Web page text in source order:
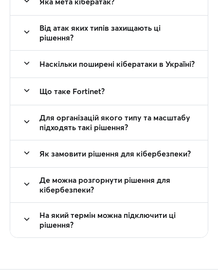
Від атак яких типів захищають ці
рішення?
Наскільки поширені кібератаки в Україні?
Що таке Fortinet?
Для організацій якого типу та масштабу
підходять такі рішення?
Як замовити рішення для кібербезпеки?
Де можна розгорнути рішення для
кібербезпеки?
На який термін можна підключити ці
рішення?